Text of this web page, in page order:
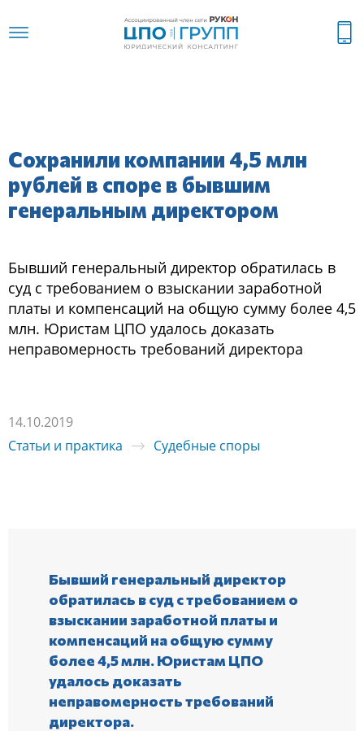
Сохранили компании 4,5 млн
рублей в споре в бывшим
генеральным директором
Бывший генеральный директор обратилась в
суд с требованием о взыскании заработной
платы и компенсаций на общую сумму более 4,5
млн. Юристам ЦПО удалось доказать
неправомерность требований директора
14.10.2019
Статьи и практика
Судебные споры
Бывший генеральный директор
обратилась в суд с требованием о
взыскании заработной платы и
компенсаций на общую сумму
более 4,5 млн. Юристам ЦПО
удалось доказать
неправомерность требований
директора.